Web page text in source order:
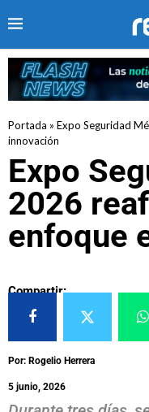
Portada » Expo Seguridad
innovación
Expo
2026
enfoque
Compartir:
Por: Rogelio Herrera
5 junio, 2026